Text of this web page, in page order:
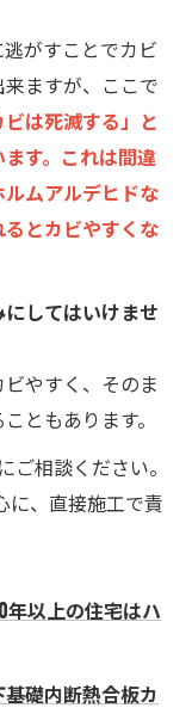
がすことでカビ
ますが、ここで
ビは死滅する」と
す。これは間違
ムアルデヒドな
とカビやすくな
にしてはいけませ
やすく、そのま
ともあります。
相談ください。
に、直接施工で責
年以上の住宅はハ
礎内断熱合板カ